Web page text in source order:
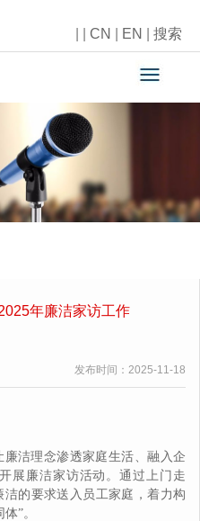
CN EN 搜索
年廉洁家访工作
发布时间： 2025-11-18
洁理念渗透家庭生活、融入企
展廉洁家访活动。通过上门走
的要求送入员工家庭，着力构
”。